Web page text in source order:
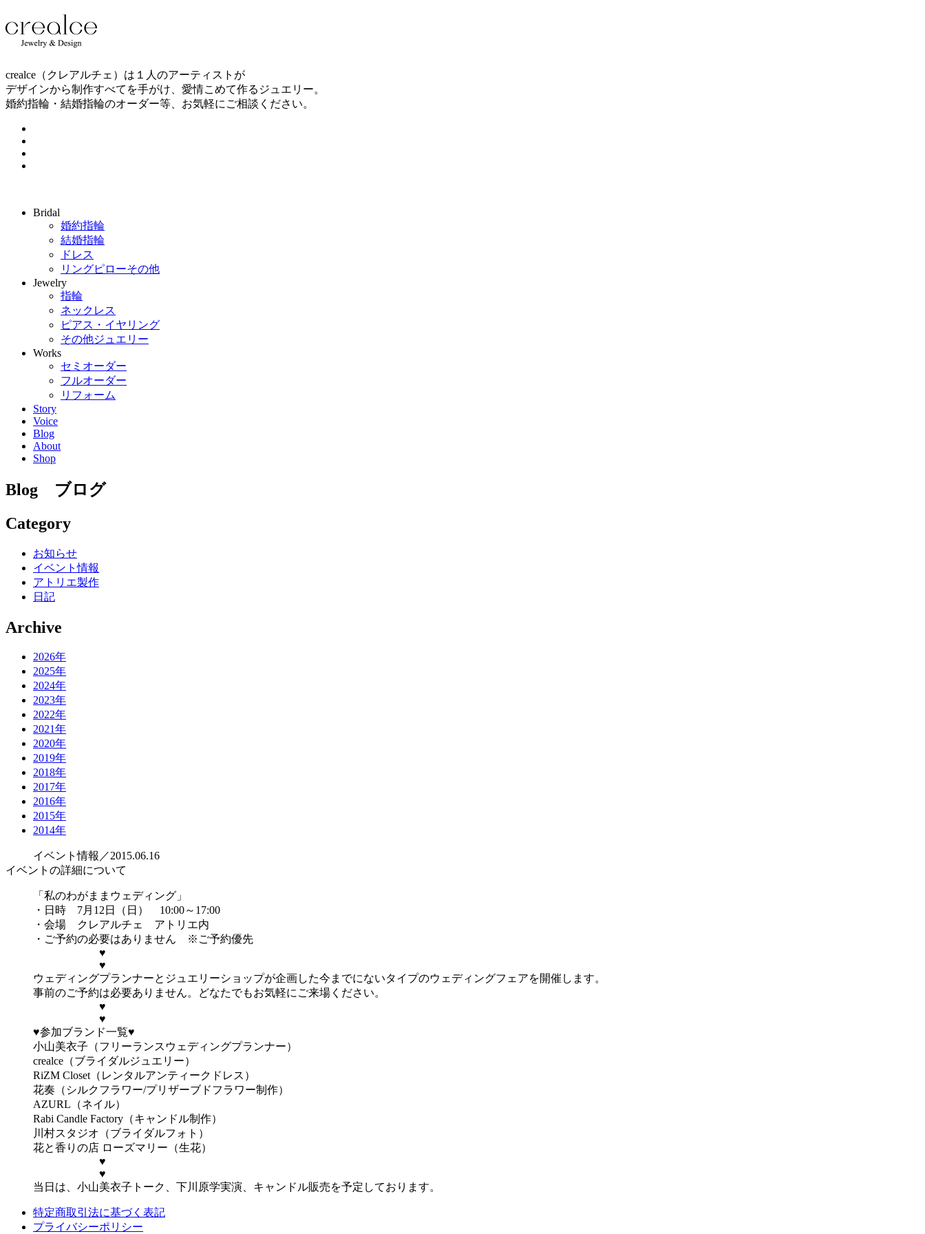
crealce（クレアルチェ）は１人のアーティストが
デザインから制作すべてを手がけ、愛情こめて作るジュエリー。
婚約指輪・結婚指輪のオーダー等、お気軽にご相談ください。
Bridal
婚約指輪
結婚指輪
ドレス
リングピローその他
Jewelry
指輪
ネックレス
ピアス・イヤリング
その他ジュエリー
Works
セミオーダー
フルオーダー
リフォーム
Story
Voice
Blog
About
Shop
Blog ブログ
Category
お知らせ
イベント情報
アトリエ製作
日記
Archive
2026年
2025年
2024年
2023年
2022年
2021年
2020年
2019年
2018年
2017年
2016年
2015年
2014年
イベント情報／2015.06.16
イベントの詳細について
「私のわがままウェディング」
・日時 7月12日（日） 10:00～17:00
・会場 クレアルチェ アトリエ内
・ご予約の必要はありません ※ご予約優先
♥
♥
ウェディングプランナーとジュエリーショップが企画した今までにないタイプのウェディングフェアを開催します。
事前のご予約は必要ありません。どなたでもお気軽にご来場ください。
♥
♥
♥参加ブランド一覧♥
小山美衣子（フリーランスウェディングプランナー）
crealce（ブライダルジュエリー）
RiZM Closet（レンタルアンティークドレス）
花奏（シルクフラワー/プリザーブドフラワー制作）
AZURL（ネイル）
Rabi Candle Factory（キャンドル制作）
川村スタジオ（ブライダルフォト）
花と香りの店 ローズマリー（生花）
♥
♥
当日は、小山美衣子トーク、下川原学実演、キャンドル販売を予定しております。
特定商取引法に基づく表記
プライバシーポリシー